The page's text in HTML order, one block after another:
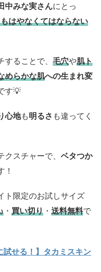
中みな実さんにとっ
はやなくてはならない
ることで、 毛穴や肌ト
めらかな肌への生まれ変
す💡
心地も明るさ も違ってく
スチャーで、 ベタつか
！
ト限定のお試しサイズ
) ・ 買い切り ・ 送料無料で
試せる！】タカミスキン